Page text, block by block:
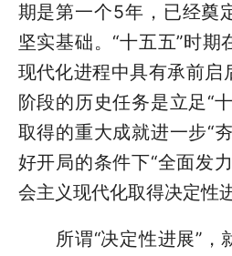
期是第一个5年，已经奠
坚实基础。“十五五”时期
现代化进程中具有承前启
阶段的历史任务是立足“
取得的重大成就进一步“
好开局的条件下“全面发
会主义现代化取得决定性
所谓“决定性进展”，